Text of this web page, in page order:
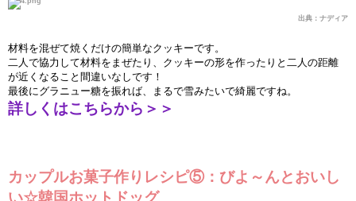
出典：ナディア
材料を混ぜて焼 くだけの簡単なクッキーです。
二人で協力して材料をまぜたり、クッキーの形を作ったりと二人の距離
が近くなること間違いなしです！
最後にグラニュ ー糖を振れば、まるで雪みたいで綺麗ですね。
詳しくはこちらから＞＞
カップルお菓子作りレシピ⑤：びよ～んとおいし
い☆韓国ホットドッグ